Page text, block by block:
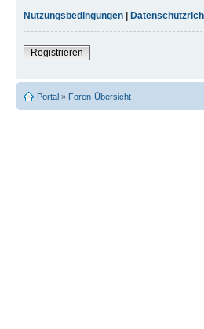
Nutzungsbedingungen |
Registrieren
Portal » Foren-Übersicht